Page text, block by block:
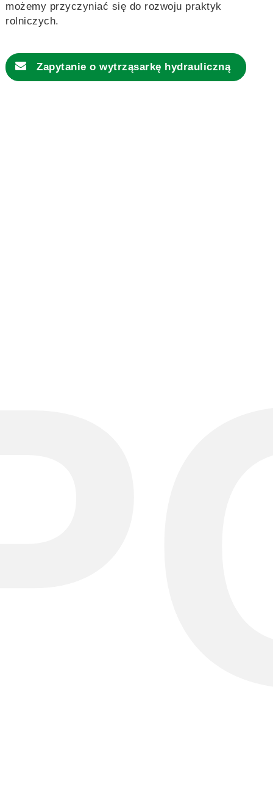
możemy przyczyniać się do rozwoju praktyk
rolniczych.
Zapytanie o wytrząsarkę hydrauliczną